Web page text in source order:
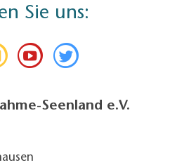
Sie uns:
Seenland e.V.